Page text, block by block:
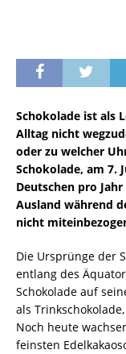
Schokolade ist als
Alltag nicht
oder zu welcher
Schokolade, am 7.
Deutschen pro
Ausland während
nicht
Die Ursprünge der
entlang des
Schokolade auf
als
Noch heute
feinsten